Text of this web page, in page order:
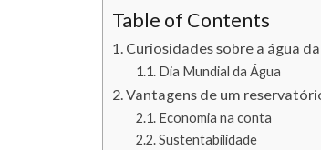
Table of Contents
Curiosidades sobre a água
Dia Mundial da Água
Vantagens de um
Economia na conta
Sustentabilidade